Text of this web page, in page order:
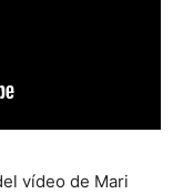
vídeo de Mari